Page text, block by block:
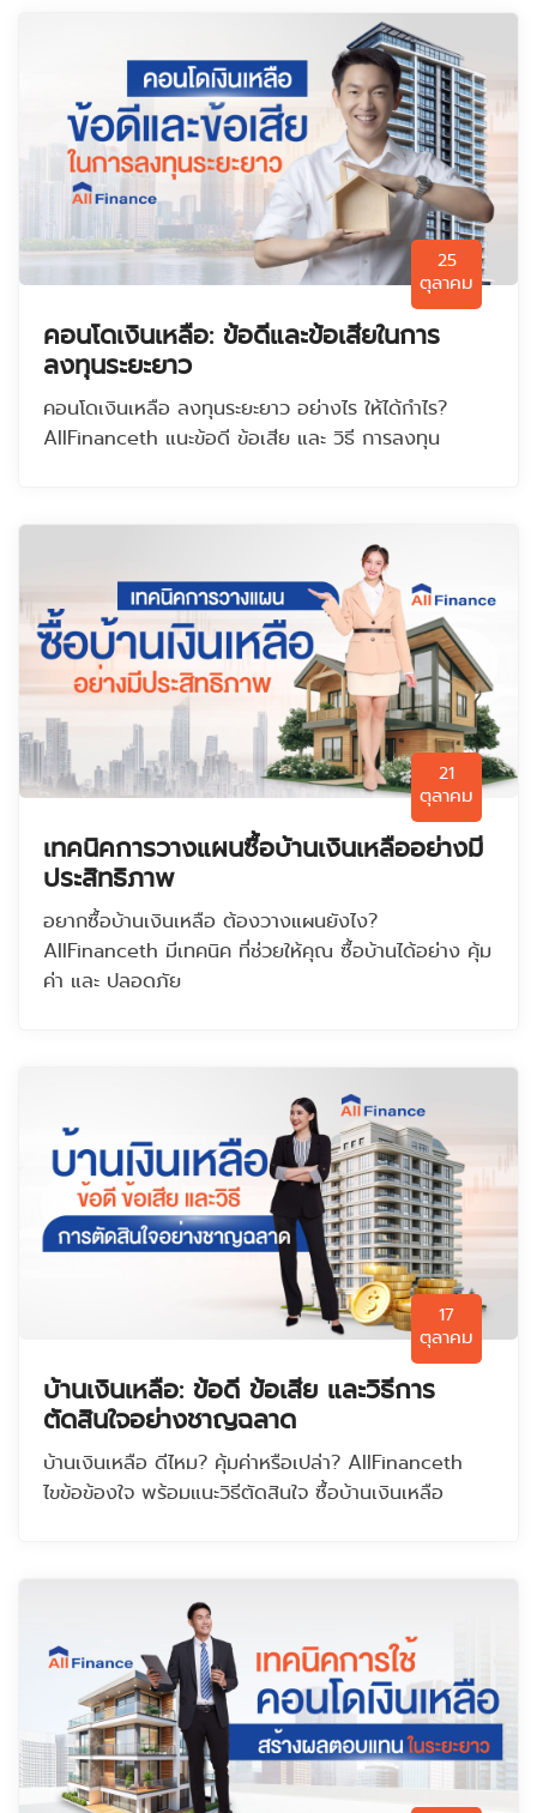
25
ตุลาคม
คอนโดเงินเหลือ: ข้อดีและข้อเสียในการ
ลงทุนระยะยาว
คอนโดเงินเหลือ ลงทุนระยะยาว อย่างไร ให้ได้กำไร?
AllFinanceth แนะข้อดี ข้อเสีย และ วิธี การลงทุน
21
ตุลาคม
เทคนิคการวางแผนซื้อบ้านเงินเหลืออย่างมี
ประสิทธิภาพ
อยากซื้อบ้านเงินเหลือ ต้องวางแผนยังไง?
AllFinanceth มีเทคนิค ที่ช่วยให้คุณ ซื้อบ้านได้อย่าง คุ้ม
ค่า และ ปลอดภัย
17
ตุลาคม
บ้านเงินเหลือ: ข้อดี ข้อเสีย และวิธีการ
ตัดสินใจอย่างชาญฉลาด
บ้านเงินเหลือ ดีไหม? คุ้มค่าหรือเปล่า? AllFinanceth
ไขข้อข้องใจ พร้อมแนะวิธีตัดสินใจ ซื้อบ้านเงินเหลือ